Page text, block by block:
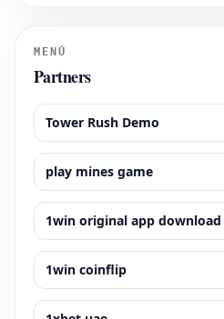
MENÚ
Partners
Tower Rush Demo
play mines game
1win original app download
1win coinflip